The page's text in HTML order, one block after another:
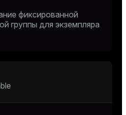
фиксированной
группы для экземпляра